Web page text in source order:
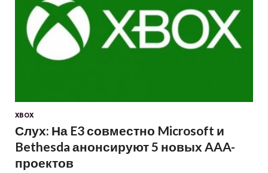
XBOX
Слух: На E3 совместно Microsoft и
Bethesda анонсируют 5 новых AAA-
проектов